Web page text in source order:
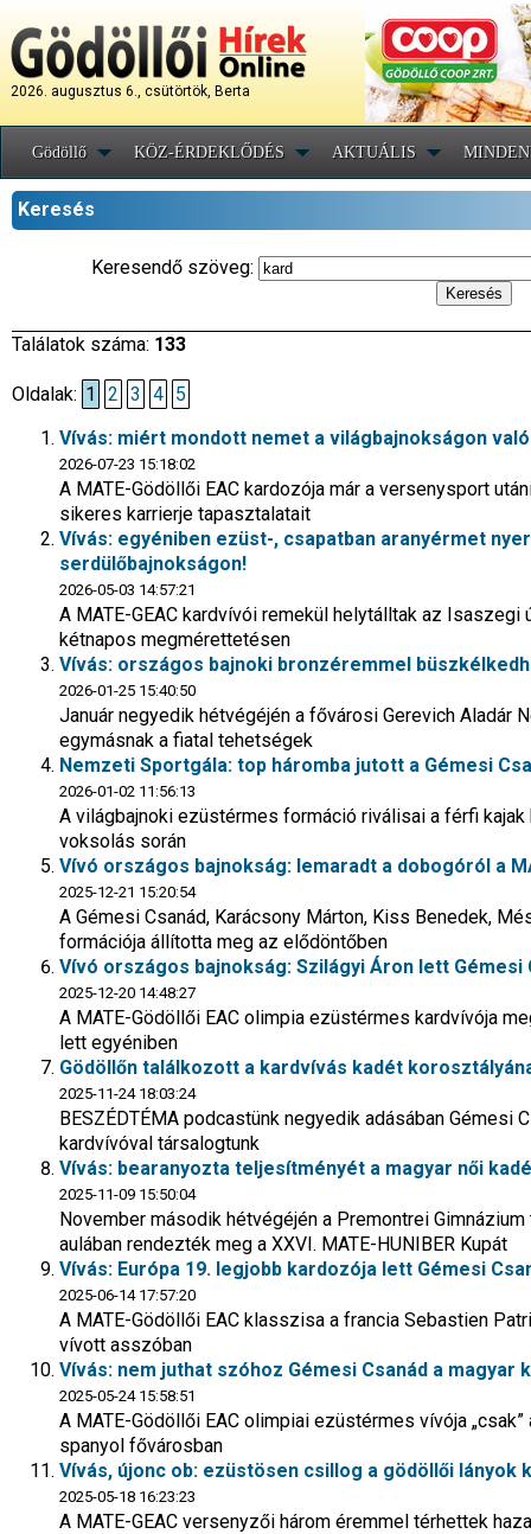
2026. augusztus 6., csütörtök, Berta
Gödöllő KÖZ-ÉRDEKLŐDÉS AKTUÁLIS
Keresés
Keresendő szöveg:
Találatok száma: 133
Oldalak: 1 2 3 4 5
Vívás: miért mondott nemet a világbajnokságon
2026-07-23 15:18:02
A MATE-Gödöllői EAC kardozója már a versenysport
sikeres karrierje tapasztalatait
Vívás: egyéniben ezüst-, csapatban aranyérmet
serdülőbajnokságon!
2026-05-03 14:57:21
A MATE-GEAC kardvívói remekül helytálltak az
kétnapos megmérettetésen
Vívás: országos bajnoki bronzéremmel
2026-01-25 15:40:50
Január negyedik hétvégéjén a fővárosi Gerevich Aladár
egymásnak a fiatal tehetségek
Nemzeti Sportgála: top háromba jutott a Gémesi
2026-01-02 11:56:13
A világbajnoki ezüstérmes formáció riválisai a férfi
voksolás során
Vívó országos bajnokság: lemaradt a dobogóról a
2025-12-21 15:20:54
A Gémesi Csanád, Karácsony Márton, Kiss Benedek,
formációja állította meg az elődöntőben
Vívó országos bajnokság: Szilágyi Áron lett
2025-12-20 14:48:27
A MATE-Gödöllői EAC olimpia ezüstérmes kardvívója
lett egyéniben
Gödöllőn találkozott a kardvívás kadét
2025-11-24 18:03:24
BESZÉDTÉMA podcastünk negyedik adásában
kardvívóval társalogtunk
Vívás: bearanyozta teljesítményét a magyar női
2025-11-09 15:50:04
November második hétvégéjén a Premontrei
aulában rendezték meg a XXVI. MATE-HUNIBER Kupát
Vívás: Európa 19. legjobb kardozója lett Gémesi
2025-06-14 17:57:20
A MATE-Gödöllői EAC klasszisa a francia Sebastien
vívott asszóban
Vívás: nem juthat szóhoz Gémesi Csanád a magyar
2025-05-24 15:58:51
A MATE-Gödöllői EAC olimpiai ezüstérmes vívója
spanyol fővárosban
Vívás, újonc ob: ezüstösen csillog a gödöllői lányok
2025-05-18 16:23:23
A MATE-GEAC versenyzői három éremmel térhettek